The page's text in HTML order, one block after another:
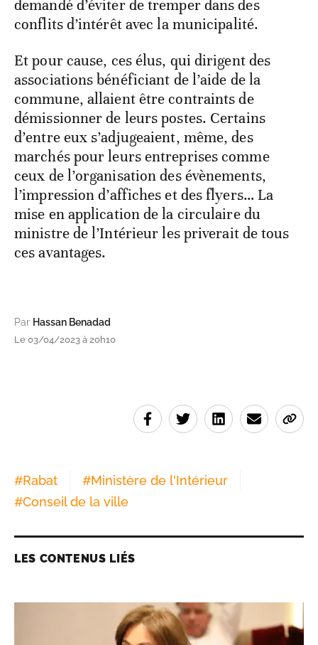
demandé d’éviter de tremper dans des
conflits d’intérêt avec la municipalité.
Et pour cause, ces élus, qui dirigent des
associations bénéficiant de l’aide de la
commune, allaient être contraints de
démissionner de leurs postes. Certains
d’entre eux s’adjugeaient, même, des
marchés pour leurs entreprises comme
ceux de l’organisation des évènements,
l’impression d’affiches et des flyers… La
mise en application de la circulaire du
ministre de l’Intérieur les priverait de tous
ces avantages.
Par Hassan Benadad
Le 03/04/2023 à 20h10
#Rabat #Ministère de l'Intérieur
#Conseil de la ville
LES CONTENUS LIÉS